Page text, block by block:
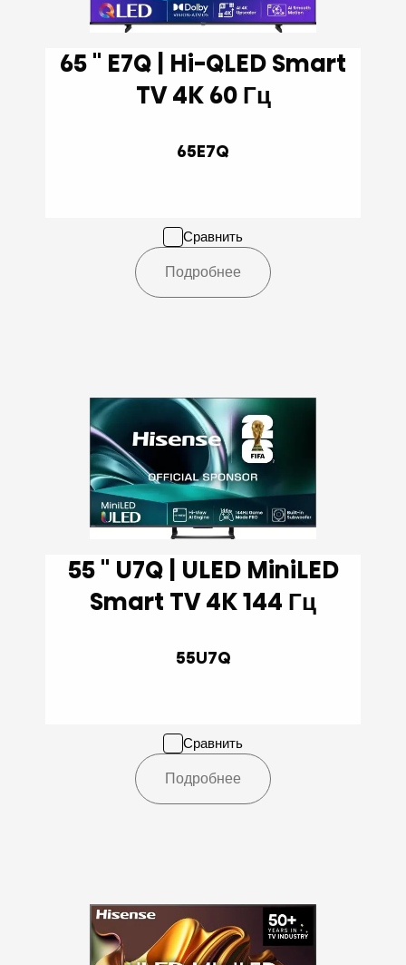
65 '' E7Q | Hi-QLED Smart
TV 4K 60 Гц
65E7Q
Сравнить
Подробнее
55 '' U7Q | ULED MiniLED
Smart TV 4K 144 Гц
55U7Q
Сравнить
Подробнее